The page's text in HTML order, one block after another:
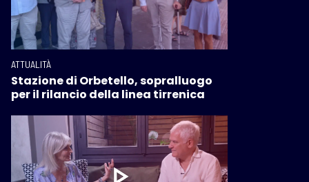
ATTUALITÀ
Stazione di Orbetello, sopralluogo
per il rilancio della linea tirrenica